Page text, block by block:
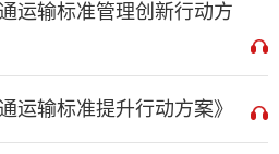
运输标准管理创新行动方
运输标准提升行动方案》